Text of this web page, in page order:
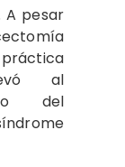
A pesar
al
del